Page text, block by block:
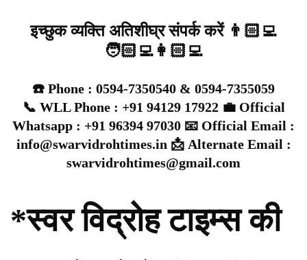
इच्छुक व्यक्ति अतिशीघ्र संपर्क करें 👨🏻‍💻
🧑🏻‍💻👩🏻‍💻
☎️ Phone : 0594-7350540 & 0594-7355059
📞 WLL Phone : +91 94129 17922 💼 Official
Whatsapp : +91 96394 97030 📧 Official Email :
info@swarvidrohtimes.in 📩 Alternate Email :
swarvidrohtimes@gmail.com
*स्वर विद्रोह टाइम्स की